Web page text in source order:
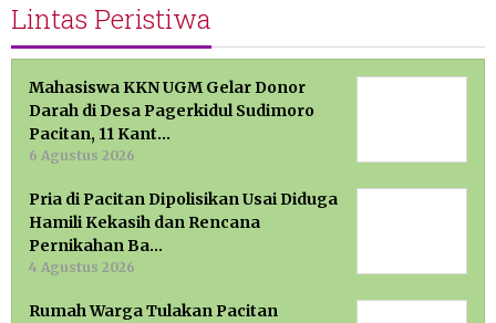
Lintas Peristiwa
Mahasiswa KKN UGM Gelar Donor
Darah di Desa Pagerkidul Sudimoro
Pacitan, 11 Kant…
6 Agustus 2026
Pria di Pacitan Dipolisikan Usai Diduga
Hamili Kekasih dan Rencana
Pernikahan Ba…
4 Agustus 2026
Rumah Warga Tulakan Pacitan